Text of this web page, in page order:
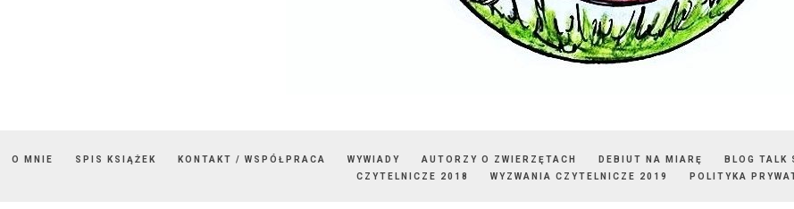
O MNIE SPIS KSIĄŻEK KONTAKT / WSPÓŁPRACA WYWIADY AUTORZY O ZWIERZĘTACH DEBIUT NA MIARĘ BLOG TALK
CZYTELNICZE 2018
WYZWANIA CZYTELNICZE 2019 POLITYKA